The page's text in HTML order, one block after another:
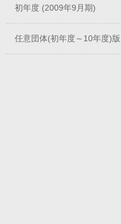
初年度 (2009年9月期)
任意団体(初年度～10年度)版